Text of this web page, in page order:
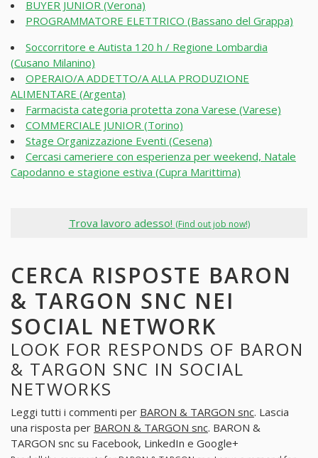
BUYER JUNIOR (Verona)
PROGRAMMATORE ELETTRICO (Bassano del Grappa)
Soccorritore e Autista 120 h / Regione Lombardia
(Cusano Milanino)
OPERAIO/A ADDETTO/A ALLA PRODUZIONE
ALIMENTARE (Argenta)
Farmacista categoria protetta zona Varese (Varese)
COMMERCIALE JUNIOR (Torino)
Stage Organizzazione Eventi (Cesena)
Cercasi cameriere con esperienza per weekend, Natale
Capodanno e stagione estiva (Cupra Marittima)
Trova lavoro adesso! (Find out job now!)
CERCA RISPOSTE BARON
& TARGON SNC NEI
SOCIAL NETWORK
LOOK FOR RESPONDS OF BARON
& TARGON SNC IN SOCIAL
NETWORKS
Leggi tutti i commenti per BARON & TARGON snc. Lascia
una risposta per BARON & TARGON snc. BARON &
TARGON snc su Facebook, LinkedIn e Google+